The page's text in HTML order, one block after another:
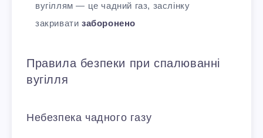
вугіллям — це чадний газ, заслінку
закривати заборонено
Правила безпеки при спалюванні
вугілля
Небезпека чадного газу